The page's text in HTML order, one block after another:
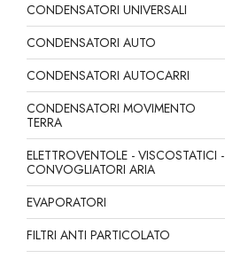
CONDENSATORI UNIVERSALI
CONDENSATORI AUTO
CONDENSATORI AUTOCARRI
CONDENSATORI MOVIMENTO
TERRA
ELETTROVENTOLE - VISCOSTATICI -
CONVOGLIATORI ARIA
EVAPORATORI
FILTRI ANTI PARTICOLATO